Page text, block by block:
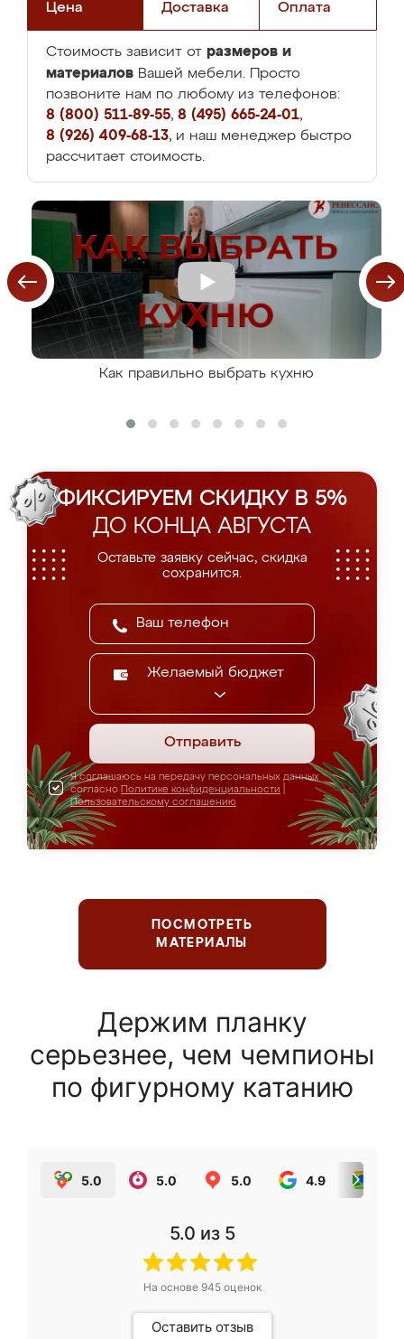
Цена Доставка Оплата
Стоимость зависит от размеров и
материалов Вашей мебели. Просто
позвоните нам по любому из телефонов:
8 (800) 511-89-55, 8 (495) 665-24-01,
8 (926) 409-68-13, и наш менеджер быстро
рассчитает стоимость.
Как правильно выбрать кухню
ФИКСИРУЕМ СКИДКУ В 5%
ДО КОНЦА АВГУСТА
Оставьте заявку сейчас, скидка
сохранится.
Желаемый бюджет
Отправить
Я соглашаюсь на передачу персональных данных
согласно Политике конфиденциальности
Пользовательскому соглашению
ПОСМОТРЕТЬ
МАТЕРИАЛЫ
Держим планку
серьезнее, чем чемпионы
по фигурному катанию
5.0 5.0 5.0 4.9
5.0 из 5
На основе 945оценок
Оставить отзыв